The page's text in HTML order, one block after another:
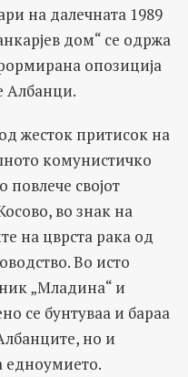
на далечната 1989
дом“ се одржа
опозиција
Албанци.
жесток притисок на
комунистичко
повлече својот
во знак на
на цврста рака од
Во исто
„Младина“ и
се бунтуваа и бараа
но и
едноумието.